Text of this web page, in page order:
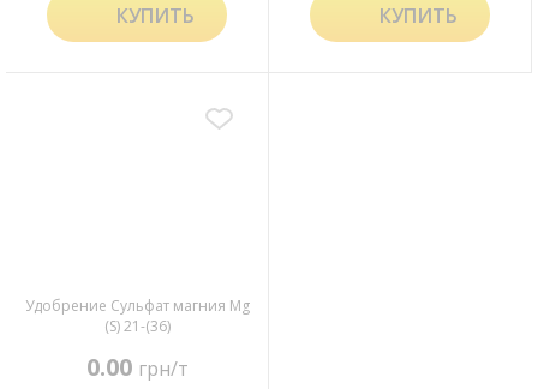
КУПИТЬ КУПИТЬ
Удобрение Сульфат магния Mg
(S) 21-(36)
0.00 грн/т